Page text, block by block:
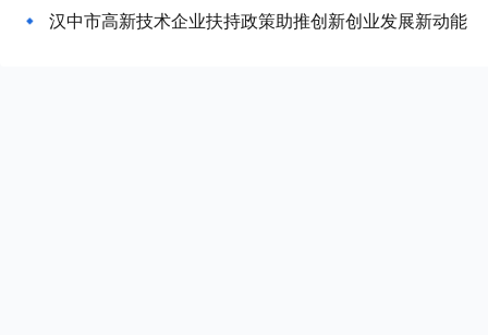
汉中市高新技术企业扶持政策助推创新创业发展新动能